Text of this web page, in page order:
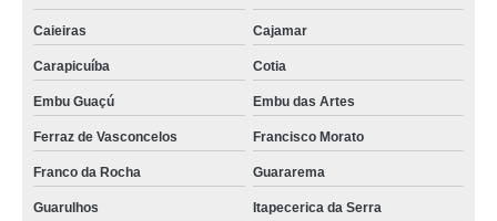
Caieiras Cajamar
Carapicuíba Cotia
Embu Guaçú Embu das Artes
Ferraz de Vasconcelos Francisco Morato
Franco da Rocha Guararema
Guarulhos Itapecerica da Serra